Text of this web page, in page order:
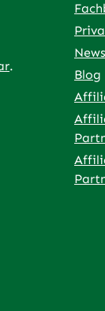
.
in neuem
öffnet in
LinkedIn –
inspirieren –
uns auf Xing
Videos auf
Blog